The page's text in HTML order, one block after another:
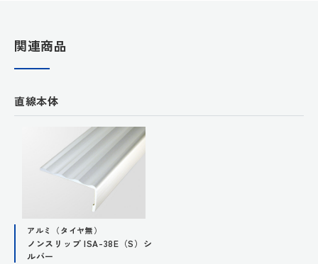
関連商品
直線本体
アルミ（タイヤ無）
ノンスリップ ISA-38E（S）シ
ルバー